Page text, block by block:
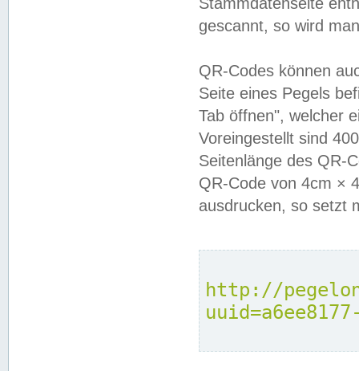
gescannt, so wird
QR-Codes können
Seite eines Pegels
Tab öffnen", welcher
Voreingestellt sind
Seitenlänge des QR-
QR-Code von 4cm ×
ausdrucken, so setzt
http://